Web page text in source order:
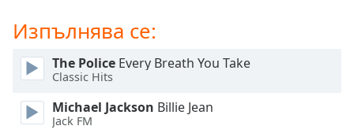
Picture-
Picture
Fullscreen
Изпълнява се:
The Police Every Breath You Take
Classic Hits
Michael Jackson Billie Jean
Jack FM